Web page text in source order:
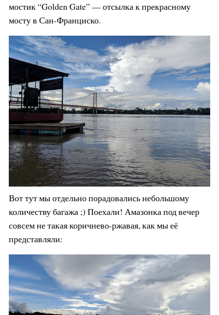
мостик “Golden Gate” — отсылка к прекрасному
мосту в Сан-Франциско.
Вот тут мы отдельно порадовались небольшому
количеству багажа ;) Поехали! Амазонка под вечер
совсем не такая коричнево-ржавая, как мы её
представляли: